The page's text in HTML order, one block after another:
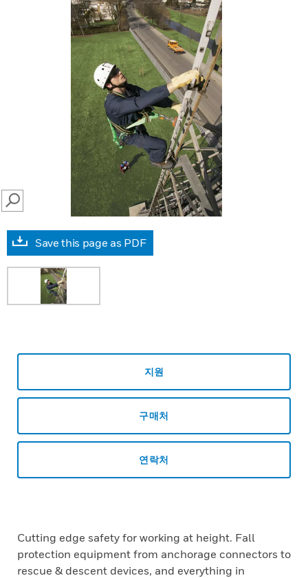
SEARCH
Save this page as PDF
지원
구매처
연락처
Cutting edge safety for working at height. Fall
protection equipment from anchorage connectors to
rescue & descent devices, and everything in